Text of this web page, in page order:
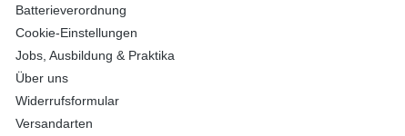
Batterieverordnung
Cookie-Einstellungen
Jobs, Ausbildung & Praktika
Über uns
Widerrufsformular
Versandarten